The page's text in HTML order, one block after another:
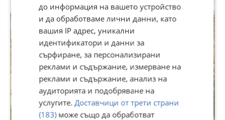
до информация на вашето устройство
и да обработваме лични данни, като
вашия IP адрес, уникални
идентификатори и данни за
сърфиране, за персонализирани
реклами и съдържание, измерване на
реклами и съдържание, анализ на
аудиторията и подобряване на
услугите. Доставчици от трети страни
(183)може също да обработват